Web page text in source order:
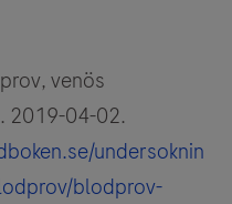
venös
2019-04-02.
undersoknin
blodprov-